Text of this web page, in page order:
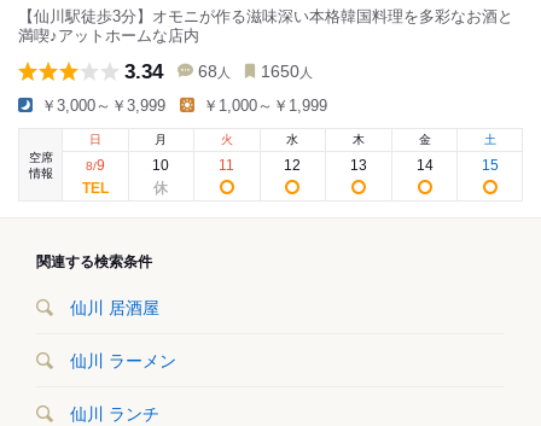
【仙川駅徒歩3分】オモニが作る滋味深い本格韓国料理を多彩なお酒と
満喫♪アットホームな店内
3.34 68 人 1650 人
￥3,000～￥3,999 ￥1,000～￥1,999
空席
情報
日
8/9
月
10
火
11
水
12
木
13
金
14
土
15
関連する検索条件
仙川 居酒屋
仙川 ラーメン
仙川 ランチ